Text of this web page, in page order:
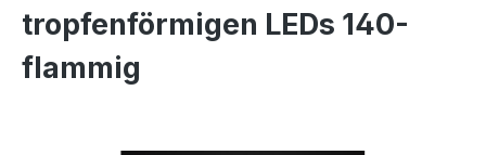
tropfenförmigen LEDs 140-
flammig